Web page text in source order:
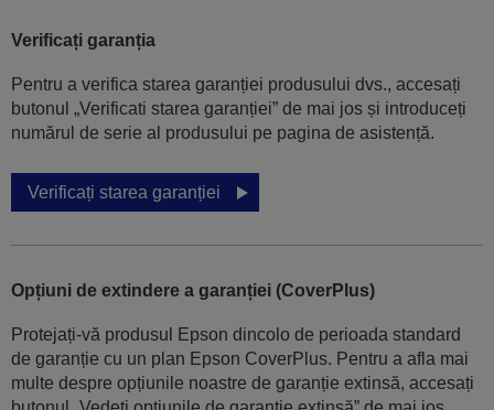
Verificați garanția
Pentru a verifica starea garanției produsului dvs., accesați
butonul „Verificati starea garanției” de mai jos și introduceți
numărul de serie al produsului pe pagina de asistență.
Verificați starea garanției
Opțiuni de extindere a garanției (CoverPlus)
Protejați-vă produsul Epson dincolo de perioada standard
de garanție cu un plan Epson CoverPlus. Pentru a afla mai
multe despre opțiunile noastre de garanție extinsă, accesați